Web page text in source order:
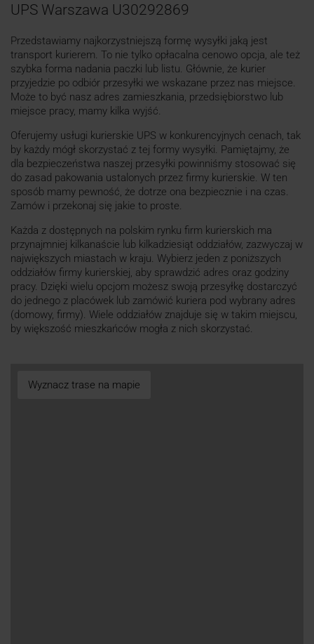
UPS Warszawa U30292869
Przedstawiamy najkorzystniejszą formę wysyłki jaką jest
transport kurierem. To nie tylko opłacalna cenowo opcja, ale też
szybka forma nadania paczki lub listu. Głównie, że kurier
przyjedzie po odbiór przesyłki we wskazane przez nas miejsce.
Może to być nasz adres zamieszkania, przedsiębiorstwo lub
miejsce pracy, mamy kilka wyjść.
Oferujemy usługi kurierskie UPS w konkurencyjnych cenach, tak
by każdy mógł skorzystać z tej formy wysyłki. Pamiętajmy, że
dla bezpieczeństwa naszej przesyłki powinniśmy stosować się
do zasad pakowania ustalonych przez firmy kurierskie. W ten
sposób mamy pewność, że dotrze ona bezpiecznie i na czas.
Zamów i przekonaj się jakie to proste.
Każda z dostępnych na polskim rynku firm kurierskich ma
przynajmniej kilkanaście lub kilkadziesiąt oddziałów, zazwyczaj w
największych miastach w kraju. Wybierz jeden z poniższych
oddziałów firmy kurierskiej, aby sprawdzić adres oraz godziny
pracy. Dzięki wielu opcjom możesz swoją przesyłkę dostarczyć
do jednego z placówek lub zamówić kuriera pod wybrany adres
(domowy, firmy). Wiele oddziałów znajduje się w takim miejscu,
by większość mieszkańców mogła z nich skorzystać.
Wyznacz trase na mapie